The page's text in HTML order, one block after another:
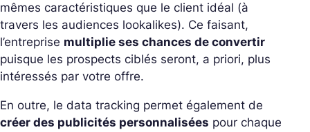
mêmes caractéristiques que le client idéal (à
travers les audiences lookalikes). Ce faisant,
l’entreprise multiplie ses chances de convertir
puisque les prospects ciblés seront, a priori, plus
intéressés par votre offre.
En outre, le data tracking permet également de
créer des publicités personnalisées pour chaque